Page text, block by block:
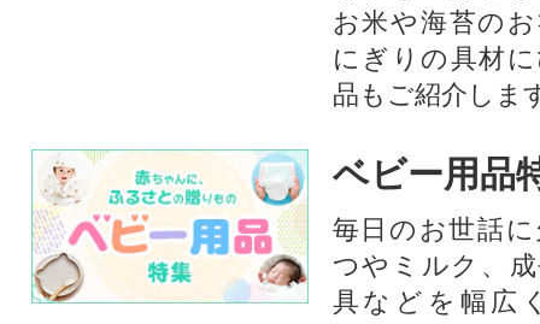
お米や海苔の
にぎりの具材
品もご紹介しま
ベビー用品
毎日のお世話
つやミルク、
具などを幅広